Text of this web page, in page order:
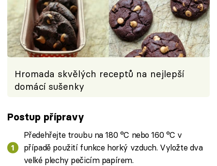
Hromada skvělých receptů na nejlepší
domácí sušenky
Postup přípravy
Předehřejte troubu na 180 °C nebo 160 °C v
případě použití funkce horký vzduch. Vyložte dva
velké plechy pečicím papírem.